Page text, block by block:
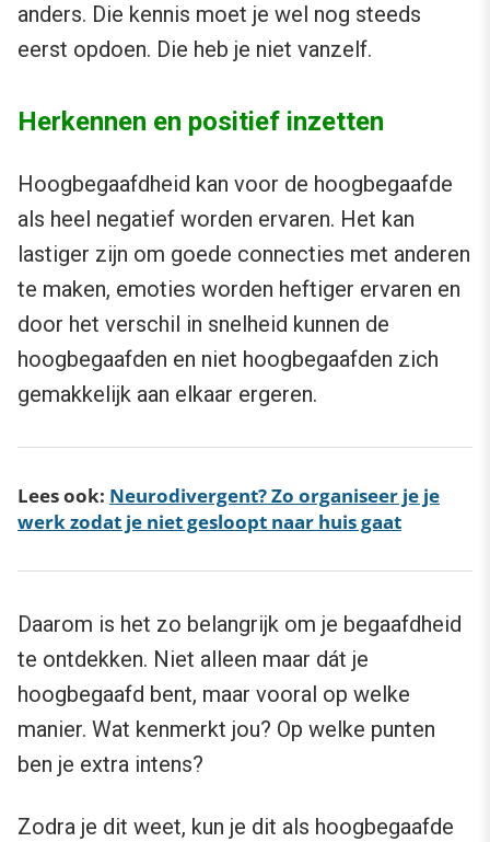
anders. Die kennis moet je wel nog steeds
eerst opdoen. Die heb je niet vanzelf.
Herkennen en positief inzetten
Hoogbegaafdheid kan voor de hoogbegaafde
als heel negatief worden ervaren. Het kan
lastiger zijn om goede connecties met anderen
te maken, emoties worden heftiger ervaren en
door het verschil in snelheid kunnen de
hoogbegaafden en niet hoogbegaafden zich
gemakkelijk aan elkaar ergeren.
Lees ook: Neurodivergent? Zo organiseer je je
werk zodat je niet gesloopt naar huis gaat
Daarom is het zo belangrijk om je begaafdheid
te ontdekken. Niet alleen maar dát je
hoogbegaafd bent, maar vooral op welke
manier. Wat kenmerkt jou? Op welke punten
ben je extra intens?
Zodra je dit weet, kun je dit als hoogbegaafde